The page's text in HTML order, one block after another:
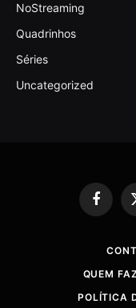
NoStreaming
Quadrinhos
Séries
Uncategorized
QUEM
POLÍTICA